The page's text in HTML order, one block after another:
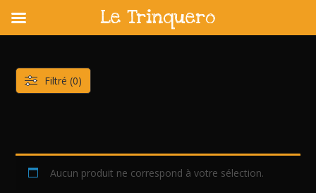
content
Aucun produit ne correspond à votre sélection.
Filtré (0)
Le Trinquero